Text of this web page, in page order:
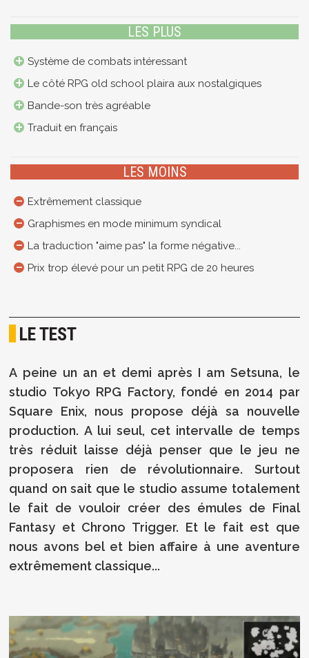
LES PLUS
Système de combats intéressant
Le côté RPG old school plaira aux nostalgiques
Bande-son très agréable
Traduit en français
LES MOINS
Extrêmement classique
Graphismes en mode minimum syndical
La traduction "aime pas" la forme négative...
Prix trop élevé pour un petit RPG de 20 heures
LE TEST
A peine un an et demi après I am Setsuna, le
studio Tokyo RPG Factory, fondé en 2014 par
Square Enix, nous propose déjà sa nouvelle
production. A lui seul, cet intervalle de temps
très réduit laisse déjà penser que le jeu ne
proposera rien de révolutionnaire. Surtout
quand on sait que le studio assume totalement
le fait de vouloir créer des émules de Final
Fantasy et Chrono Trigger. Et le fait est que
nous avons bel et bien affaire à une aventure
extrêmement classique...